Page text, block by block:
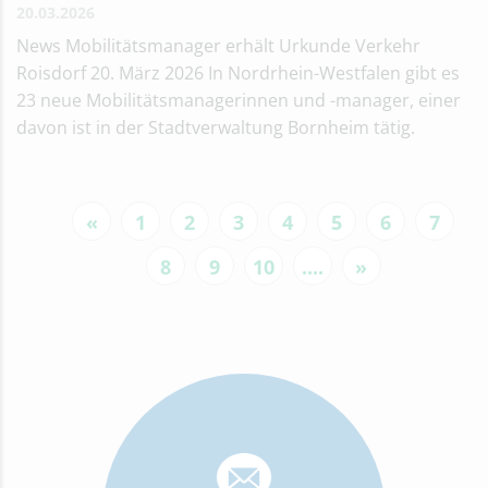
News Mobilitätsmanager erhält Urkunde Verkehr
Roisdorf 20. März 2026 In Nordrhein-Westfalen gibt es
23 neue Mobilitätsmanagerinnen und -manager, einer
davon ist in der Stadtverwaltung Bornheim tätig.
« 1 2 3 4 5 6
7
8
9 10 .... »